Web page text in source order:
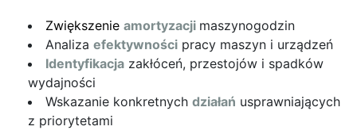
Zwiększenie amortyzacji maszynogodzin
Analiza efektywności pracy maszyn i urządzeń
Identyfikacja zakłóceń, przestojów i spadków
wydajności
Wskazanie konkretnych działań usprawniających
z priorytetami